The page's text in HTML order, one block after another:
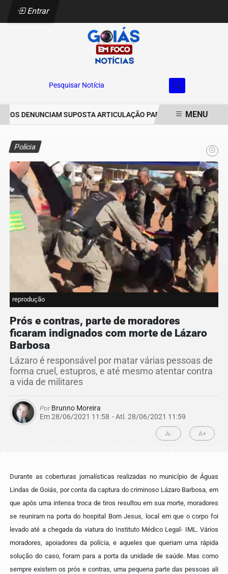
Entrar
Pesquisar Notícia
DENUNCIAM SUPOSTA ARTICULAÇÃO PARA INVASÕES DE
MENU
Polícia
reprodução
Prós e contras, parte de moradores
ficaram indignados com morte de Lázaro
Barbosa
Lázaro é responsável por matar várias pessoas de
forma cruel, estupros, e até mesmo atentar contra
a vida de militares
PorBrunno Moreira
Em 28/06/2021 11:58 - Atl. 28/06/2021 11:59
A- A+
Durante as coberturas jornalísticas realizadas no município de Águas
Lindas de Goiás, por conta da captura do criminoso Lázaro Barbosa, em
que após uma intensa troca de tiros resultou em sua morte, moradores
se reuniram na porta do hospital Bom Jesus, local em que o corpo foi
levado até a chegada da viatura do Instituto Médico Legal- IML. Vários
moradores, apoiadores da polícia, e aqueles que queriam uma rápida
solução do caso, foram para a porta da unidade de saúde. Mas como
sempre existem os prós e contras, uma pequena parte das pessoas ali